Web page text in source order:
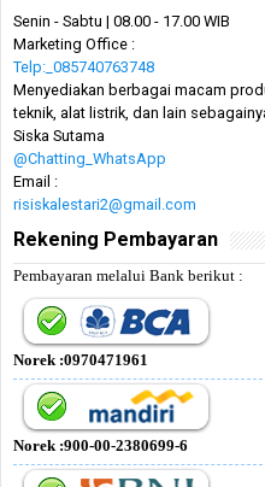
Senin - Sabtu | 08.00 - 17.00 WIB
Marketing Office :
Telp:_085740763748
Menyediakan berbagai macam
teknik, alat listrik, dan lain
Siska Sutama
@Chatting_WhatsApp
Email :
risiskalestari2@gmail.com
Rekening Pembayaran
Pembayaran melalui Bank berikut :
Norek :0970471961
Norek :900-00-2380699-6